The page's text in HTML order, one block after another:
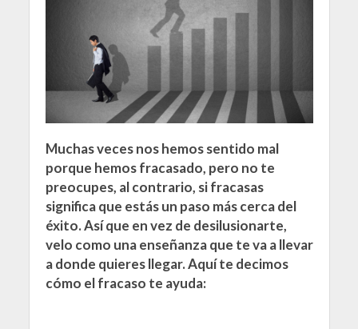
Muchas veces nos hemos sentido mal
porque hemos fracasado, pero no te
preocupes, al contrario, si fracasas
significa que estás un paso más cerca del
éxito. Así que en vez de desilusionarte,
velo como una enseñanza que te va a llevar
a donde quieres llegar. Aquí te decimos
cómo el fracaso te ayuda: